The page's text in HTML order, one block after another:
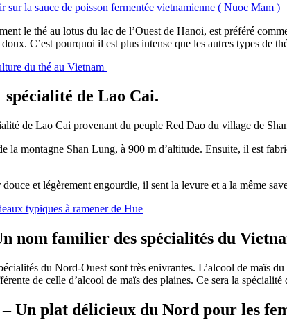
sur la sauce de poisson fermentée vietnamienne ( Nuoc Mam )
le thé au lotus du lac de l’Ouest de Hanoi, est préféré
C’est pourquoi il est plus intense que les autres types de
du thé au Vietnam
de Lao Cai.
de Lao Cai provenant du peuple Red Dao du village de
la montagne Shan Lung, à 900 m d’altitude. Ensuite, il est
et légèrement engourdie, il sent la levure et a la même
typiques à ramener de Hue
nom familier des spécialités du
du Nord-Ouest sont très enivrantes. L’alcool de maïs
de celle d’alcool de maïs des plaines. Ce sera la
Un plat délicieux du Nord pour les